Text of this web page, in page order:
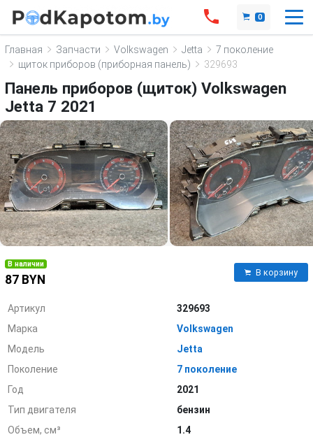
0
Главная Запчасти Volkswagen Jetta
7 поколение
щиток приборов (приборная панель)
329693
Панель приборов (щиток) Volkswagen
Jetta 7 2021
В наличии
87 BYN
В корзину
Артикул
329693
Марка
Volkswagen
Модель
Jetta
Поколение
7 поколение
Год
2021
Тип двигателя
бензин
Объем, см³
1.4